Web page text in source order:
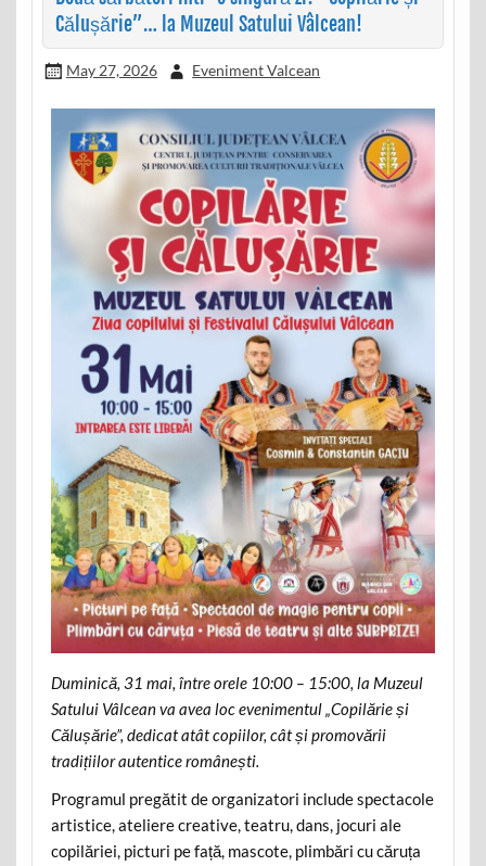
Călușărie”… la Muzeul Satului Vâlcean!
May 27, 2026 Eveniment Valcean
Duminică, 31 mai, între orele 10:00 – 15:00, la Muzeul
Satului Vâlcean va avea loc evenimentul „Copilărie și
Călușărie”, dedicat atât copiilor, cât și promovării
tradițiilor autentice românești.
Programul pregătit de organizatori include spectacole
artistice, ateliere creative, teatru, dans, jocuri ale
copilăriei, picturi pe față, mascote, plimbări cu căruța